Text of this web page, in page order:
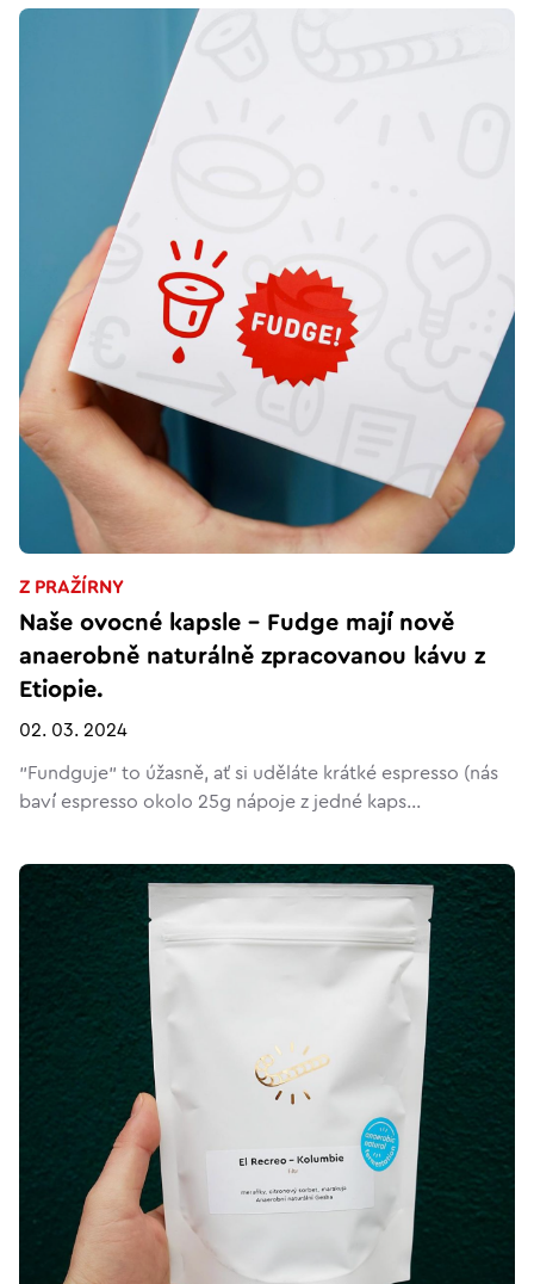
Z PRAŽÍRNY
Naše ovocné kapsle - Fudge mají nově
anaerobně naturálně zpracovanou kávu z
Etiopie.
02. 03. 2024
"Fundguje" to úžasně, ať si uděláte krátké espresso (nás
baví espresso okolo 25g nápoje z jedné kaps...